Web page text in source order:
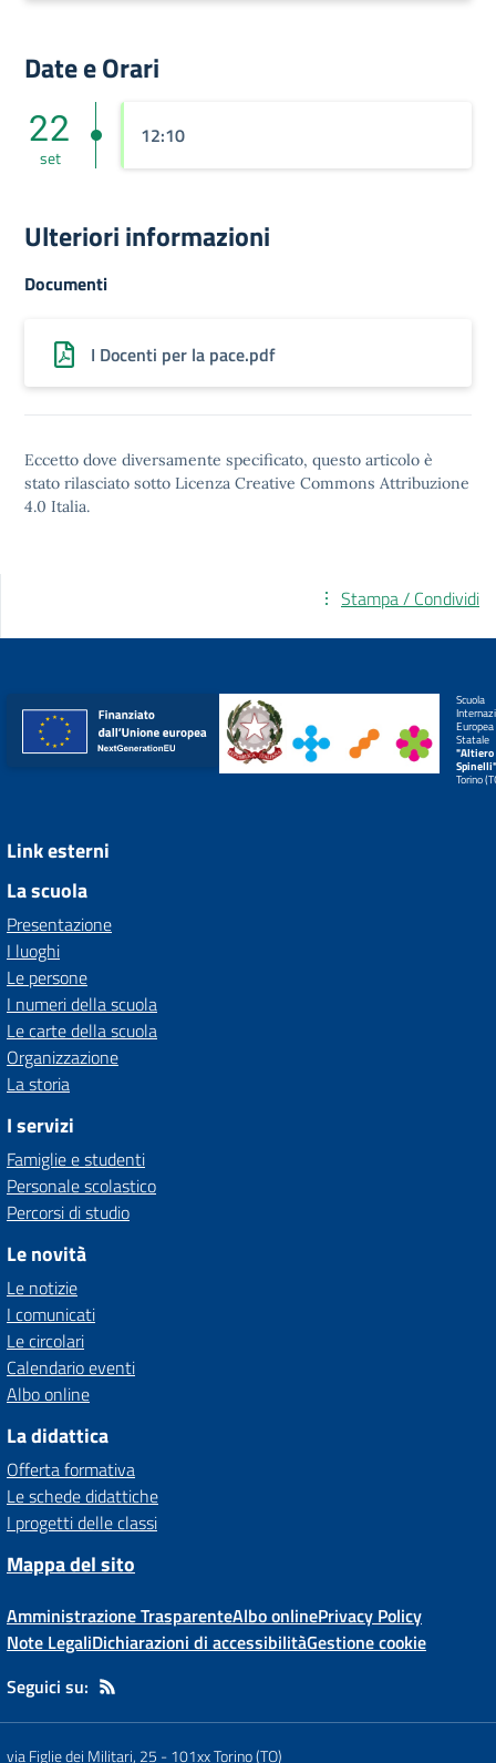
Date e Orari
22
set
12:10
Ulteriori informazioni
Documenti
I Docenti per la pace.pdf
Eccetto dove diversamente specificato, questo articolo è
stato rilasciato sotto Licenza Creative Commons Attribuzione
4.0 Italia.
Stampa / Condividi
Scuola
Europea
Statale
"Altiero
Torino
Link esterni
La scuola
Presentazione
I luoghi
Le persone
I numeri della scuola
Le carte della scuola
Organizzazione
La storia
I servizi
Famiglie e studenti
Personale scolastico
Percorsi di studio
Le novità
Le notizie
I comunicati
Le circolari
Calendario eventi
Albo online
La didattica
Offerta formativa
Le schede didattiche
I progetti delle classi
Mappa del sito
Amministrazione TrasparenteAlbo onlinePrivacy Policy
Note LegaliDichiarazioni di accessibilitàGestione cookie
Seguici su:
via Figlie dei Militari, 25 -101xx Torino (TO)